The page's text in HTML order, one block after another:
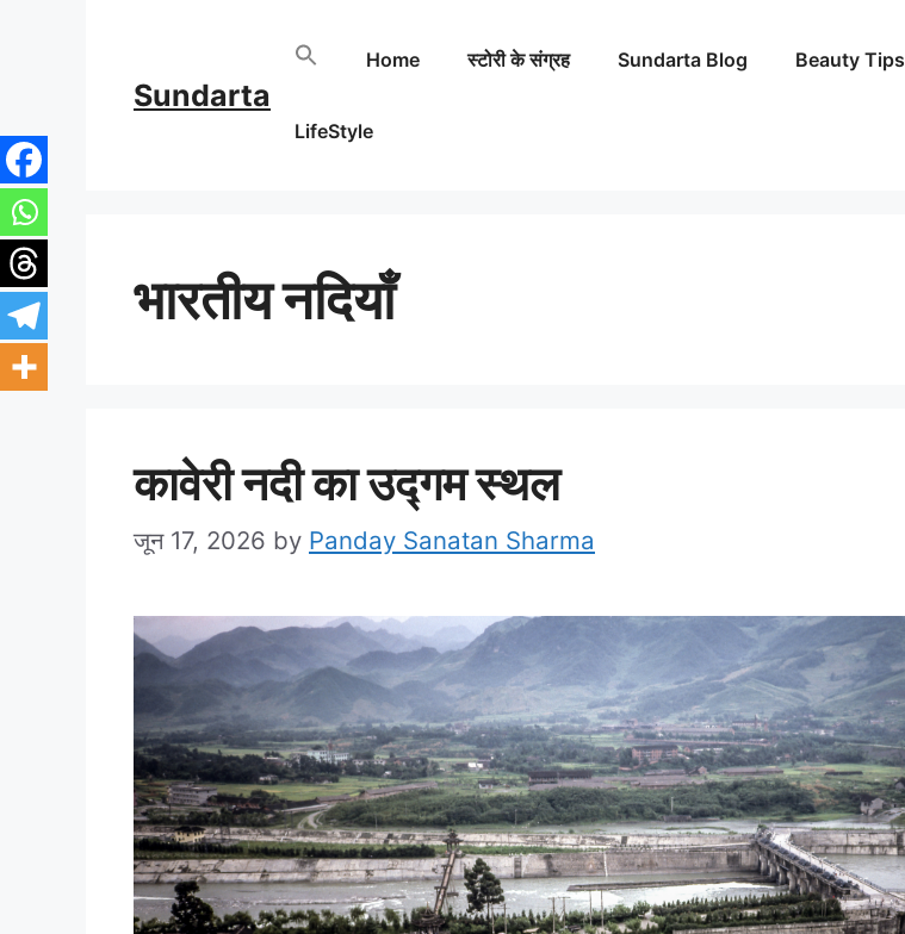
content
Sundarta
Home स्टोरी के संग्रह Sundarta Blog Beauty Tips
LifeStyle
भारतीय नदियाँ
कावेरी नदी का उद्गम स्थल
जून 17, 2026 by Panday Sanatan Sharma